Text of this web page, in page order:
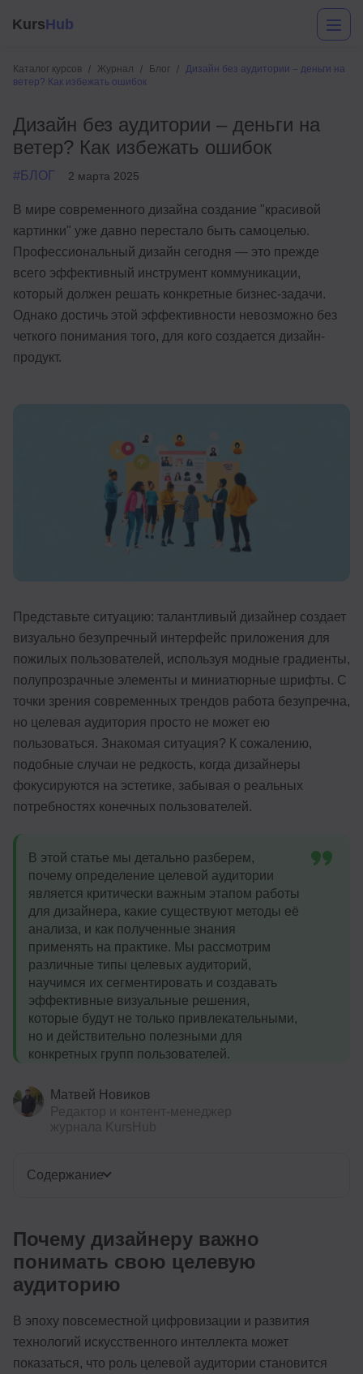
KursHub
Каталог курсов Журнал Блог
Дизайн без аудитории – деньги на
ветер? Как избежать ошибок
Дизайн без аудитории – деньги на
ветер? Как избежать ошибок
#БЛОГ 2 марта 2025
В мире современного дизайна создание "красивой
картинки" уже давно перестало быть самоцелью.
Профессиональный дизайн сегодня — это прежде
всего эффективный инструмент коммуникации,
который должен решать конкретные бизнес-задачи.
Однако достичь этой эффективности невозможно без
четкого понимания того, для кого создается дизайн-
продукт.
Представьте ситуацию: талантливый дизайнер создает
визуально безупречный интерфейс приложения для
пожилых пользователей, используя модные градиенты,
полупрозрачные элементы и миниатюрные шрифты. С
точки зрения современных трендов работа безупречна,
но целевая аудитория просто не может ею
пользоваться. Знакомая ситуация? К сожалению,
подобные случаи не редкость, когда дизайнеры
фокусируются на эстетике, забывая о реальных
потребностях конечных пользователей.
В этой статье мы детально разберем,
почему определение целевой аудитории
является критически важным этапом работы
для дизайнера, какие существуют методы её
анализа, и как полученные знания
применять на практике. Мы рассмотрим
различные типы целевых аудиторий,
научимся их сегментировать и создавать
эффективные визуальные решения,
которые будут не только привлекательными,
но и действительно полезными для
конкретных групп пользователей.
Матвей Новиков
Содержание
Почему дизайнеру важно
понимать свою целевую
аудиторию
В эпоху повсеместной цифровизации и развития
технологий искусственного интеллекта может
показаться, что роль целевой аудитории становится
Разработка
Маркетинг
Дизайн
Аналитика
Менеджмент
Акции и промокоды
Рейтинг онлайн-школ